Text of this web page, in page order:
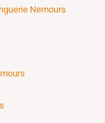
Nemours